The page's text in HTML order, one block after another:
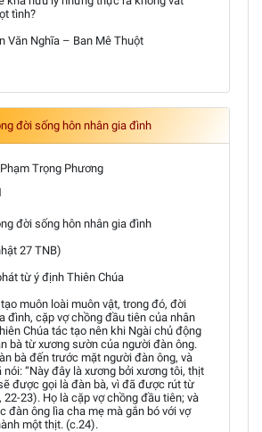
tình?
Văn Nghĩa – Ban Mê Thuột
đời sống hôn nhân gia đình
Trọng Phương
đời sống hôn nhân gia đình
27 TNB)
từ ý định Thiên Chúa
muôn loài muôn vật, trong đó, đời
đình, cặp vợ chồng đầu tiên của nhân
Chúa tác tạo nên khi Ngài chủ động
bà từ xương sườn của người đàn ông.
bà đến trước mặt người đàn ông, và
“Này đây là xương bởi xương tôi, thịt
được gọi là đàn bà, vì đã được rút từ
22-23). Họ là cặp vợ chồng đầu tiên; và
đàn ông lìa cha mẹ mà gắn bó với vợ
một thịt. (c.24).